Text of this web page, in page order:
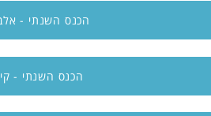
הכנס השנתי -
הכנס השנתי -